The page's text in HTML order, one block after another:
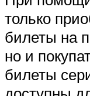
только
билеты на
но и
билеты